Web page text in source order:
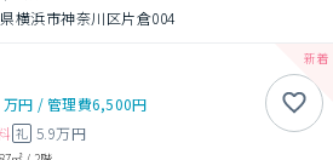
横浜市神奈川区片倉004
万円 /管理費6,500円
礼 5.9万円